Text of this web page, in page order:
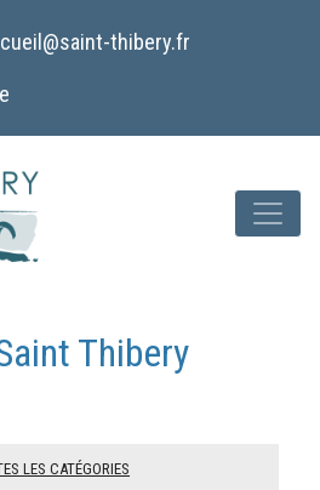
thibery.fr
Thibery
les catégories